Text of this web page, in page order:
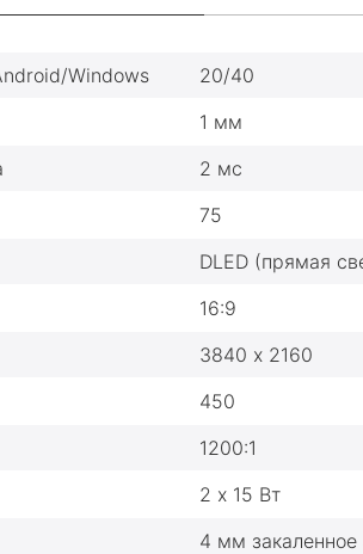
Windows
20/40
1 мм
2 мс
75
DLED (прямая
16:9
3840 х 2160
450
1200:1
2 х 15 Вт
4 мм закаленное